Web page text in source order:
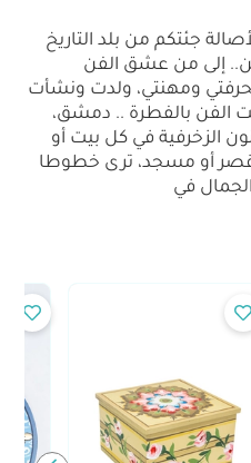
جئتكم من بلد التاريخ
إلى من عشق الفن
ومهنتي، ولدت ونشأت
الفن بالفطرة .. دمشق،
الزخرفية في كل بيت أو
أو مسجد، ترى خطوطا
في